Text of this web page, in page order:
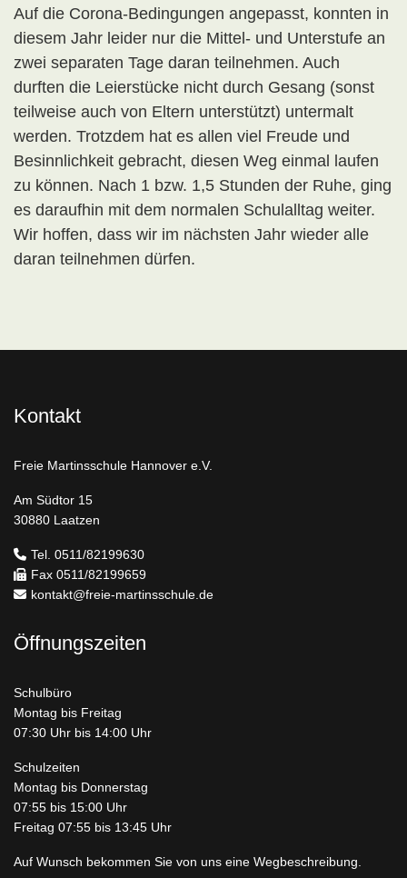
Auf die Corona-Bedingungen angepasst, konnten in
diesem Jahr leider nur die Mittel- und Unterstufe an
zwei separaten Tage daran teilnehmen. Auch
durften die Leierstücke nicht durch Gesang (sonst
teilweise auch von Eltern unterstützt) untermalt
werden. Trotzdem hat es allen viel Freude und
Besinnlichkeit gebracht, diesen Weg einmal laufen
zu können. Nach 1 bzw. 1,5 Stunden der Ruhe, ging
es daraufhin mit dem normalen Schulalltag weiter.
Wir hoffen, dass wir im nächsten Jahr wieder alle
daran teilnehmen dürfen.
Kontakt
Freie Martinsschule Hannover e.V.
Am Südtor 15
30880 Laatzen
Tel. 0511/82199630
Fax 0511/82199659
kontakt@freie-martinsschule.de
Öffnungszeiten
Schulbüro
Montag bis Freitag
07:30 Uhr bis 14:00 Uhr
Schulzeiten
Montag bis Donnerstag
07:55 bis 15:00 Uhr
Freitag 07:55 bis 13:45 Uhr
Auf Wunsch bekommen Sie von uns eine Wegbeschreibung.